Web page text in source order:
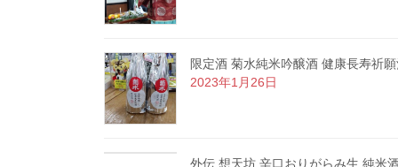
限定酒 菊水純米吟醸酒 健康長寿祈
2023年1月26日
外伝 想天坊 辛口おりがらみ生 純米